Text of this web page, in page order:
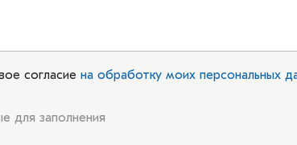
согласие на обработку моих персональных
для заполнения